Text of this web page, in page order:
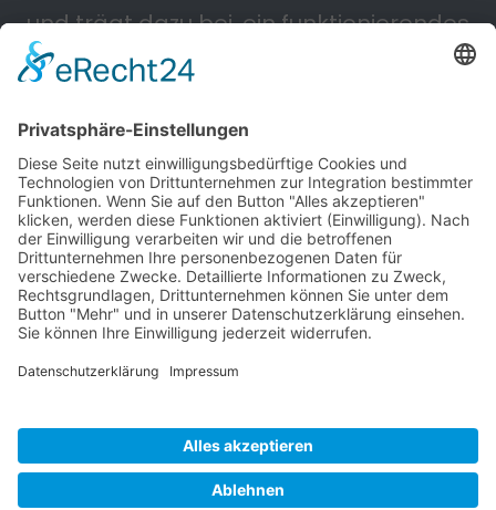
und trägt dazu bei, ein funktionierendes
Straßennetz zu erhalten.
Powered by KIEWITZ D&H
Cookie-Einstellungen
Datenschutzerklärung